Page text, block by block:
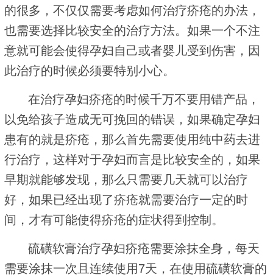
的很多，不仅仅需要考虑如何治疗疥疮的办法，
也需要选择比较安全的治疗方法。如果一个不注
意就可能会使得孕妇自己或者婴儿受到伤害，因
此治疗的时候必须要特别小心。
在治疗孕妇疥疮的时候千万不要用错产品，
以免给孩子造成无可挽回的错误，如果确定孕妇
患有的就是疥疮，那么首先需要使用纯中药去进
行治疗，这样对于孕妇而言是比较安全的，如果
早期就能够发现，那么只需要几天就可以治疗
好，如果已经出现了疥疮就需要治疗一定的时
间，才有可能使得疥疮的症状得到控制。
硫磺软膏治疗孕妇疥疮需要涂抹全身，每天
需要涂抹一次且连续使用7天，在使用硫磺软膏的